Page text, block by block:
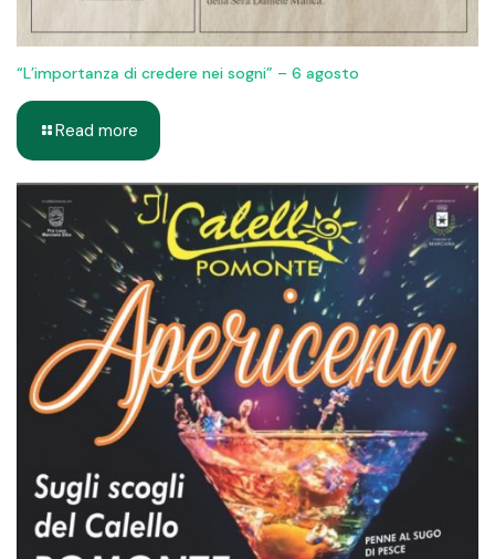
“L’importanza di credere nei sogni” – 6 agosto
Read more